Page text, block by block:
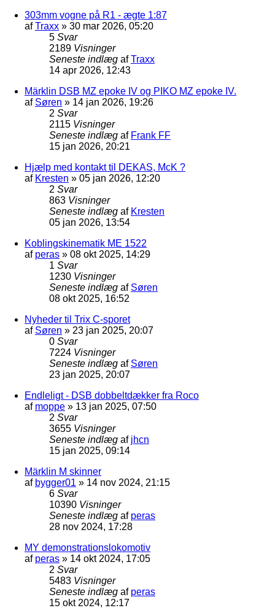
303mm vogne på R1 - ægte 1:87
afTraxx » 30 mar 2026, 05:20
5 Svar
2189 Visninger
Seneste indlæg afTraxx
14 apr 2026, 12:43
Märklin DSB MZ epoke IV og PIKO MZ epoke IV.
af Søren » 14 jan 2026, 19:26
2 Svar
2115 Visninger
Seneste indlæg af Frank FF
15 jan 2026, 20:21
Hjælp med kontakt til DEKAS, McK ?
af Kresten » 05 jan 2026, 12:20
2 Svar
863 Visninger
Seneste indlæg af Kresten
05 jan 2026, 13:54
Koblingskinematik ME 1522
af peras » 08 okt 2025, 14:29
1 Svar
1230 Visninger
Seneste indlæg af Søren
08 okt 2025, 16:52
Nyheder til Trix C-sporet
af Søren » 23 jan 2025, 20:07
0 Svar
7224 Visninger
Seneste indlæg af Søren
23 jan 2025, 20:07
Endleligt - DSB dobbeltdækker fra Roco
af moppe » 13 jan 2025, 07:50
2 Svar
3655 Visninger
Seneste indlæg af jhcn
15 jan 2025, 09:14
Märklin M skinner
af bygger01 » 14 nov 2024, 21:15
6 Svar
10390 Visninger
Seneste indlæg af peras
28 nov 2024, 17:28
MY demonstrationslokomotiv
af peras » 14 okt 2024, 17:05
2 Svar
5483 Visninger
Seneste indlæg af peras
15 okt 2024, 12:17